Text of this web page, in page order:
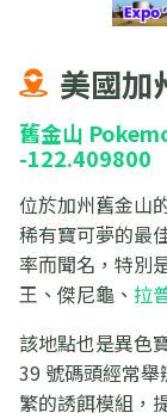
美國加
舊金山
-122.409800
位於加州舊金山
稀有寶可夢的最
率而聞名，特別
王、傑尼龜、 拉
該地點也是異色
39 號碼頭經常
繁的誘餌模組，